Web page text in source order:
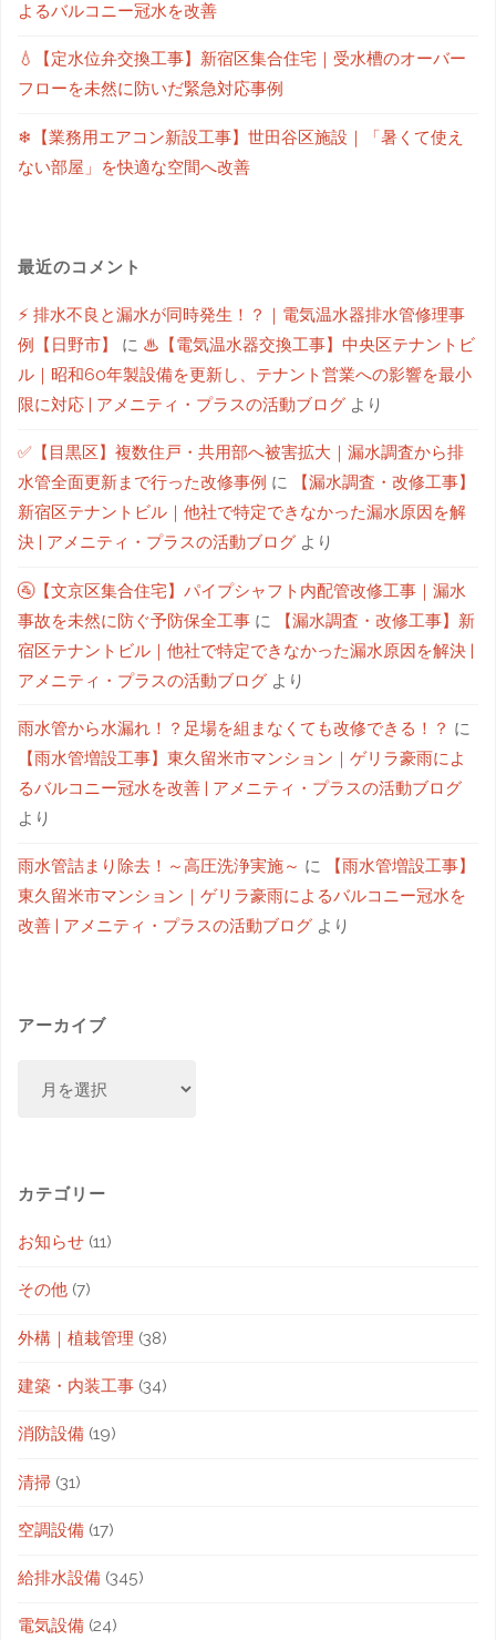
よるバルコニー冠水を改善
💧【定水位弁交換工事】新宿区集合住宅｜受水槽のオーバー
フローを未然に防いだ緊急対応事例
❄【業務用エアコン新設工事】世田谷区施設｜「暑くて使え
ない部屋」を快適な空間へ改善
最近のコメント
⚡ 排水不良と漏水が同時発生！？｜電気温水器排水管修理事
例【日野市】
に ♨【電気温水器交換工事】中央区テナントビ
ル｜昭和60年製設備を更新し、テナント営業への影響を最小
限に対応 | アメニティ・プラスの活動ブログ より
✅【目黒区】複数住戸・共用部へ被害拡大｜漏水調査から排
水管全面更新まで行った改修事例 に
【漏水調査・改修工事】
新宿区テナントビル｜他社で特定できなかった漏水原因を解
決 | アメニティ・プラスの活動ブログ より
🚰【文京区集合住宅】パイプシャフト内配管改修工事｜漏水
事故を未然に防ぐ予防保全工事 に
【漏水調査・改修工事】新
宿区テナントビル｜他社で特定できなかった漏水原因を解決 |
アメニティ・プラスの活動ブログ より
雨水管から水漏れ！？足場を組まなくても改修できる！？ に
【雨水管増設工事】東久留米市マンション｜ゲリラ豪雨によ
るバルコニー冠水を改善 | アメニティ・プラスの活動ブログ
より
雨水管詰まり除去！～高圧洗浄実施～ に
【雨水管増設工事】
東久留米市マンション｜ゲリラ豪雨によるバルコニー冠水を
改善 | アメニティ・プラスの活動ブログ より
アーカイブ
カテゴリー
お知らせ (11)
その他 (7)
外構｜植栽管理 (38)
建築・内装工事 (34)
消防設備 (19)
清掃 (31)
空調設備 (17)
給排水設備 (345)
電気設備 (24)